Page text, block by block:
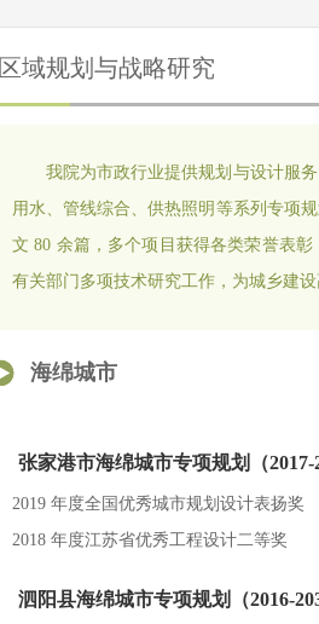
区域规划与战略研究
我院为市政行业提供规划与设计服
用水、管线综合、供热照明等系列专项
文 80 余篇，多个项目获得各类荣誉表
有关部门多项技术研究工作，为城乡建
海绵城市
张家港市海绵城市专项规划（2017-
2019 年度全国优秀城市规划设计表扬奖
2018 年度江苏省优秀工程设计二等奖
泗阳县海绵城市专项规划（2016-